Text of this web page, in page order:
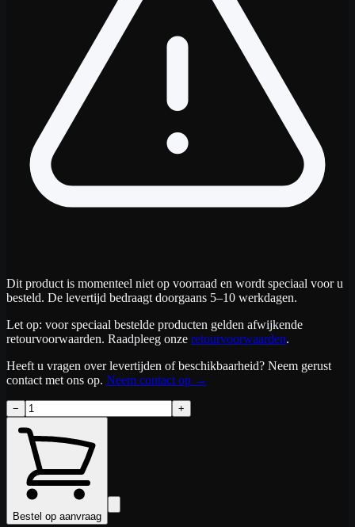
Dit product is momenteel niet op voorraad en wordt speciaal voor u
besteld. De levertijd bedraagt doorgaans 5–10 werkdagen.
Let op: voor speciaal bestelde producten gelden afwijkende
retourvoorwaarden. Raadpleeg onze retourvoorwaarden.
Heeft u vragen over levertijden of beschikbaarheid? Neem gerust
contact met ons op. Neem contact op →
− +
Bestel op aanvraag